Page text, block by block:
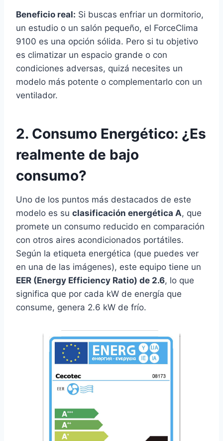
Beneficio real: Si buscas enfriar un dormitorio,
un estudio o un salón pequeño, el ForceClima
9100 es una opción sólida. Pero si tu objetivo
es climatizar un espacio grande o con
condiciones adversas, quizá necesites un
modelo más potente o complementarlo con un
ventilador.
2. Consumo Energético: ¿Es
realmente de bajo
consumo?
Uno de los puntos más destacados de este
modelo es su clasificación energética A, que
promete un consumo reducido en comparación
con otros aires acondicionados portátiles.
Según la etiqueta energética (que puedes ver
en una de las imágenes), este equipo tiene un
EER (Energy Efficiency Ratio) de 2.6, lo que
significa que por cada kW de energía que
consume, genera 2.6 kW de frío.